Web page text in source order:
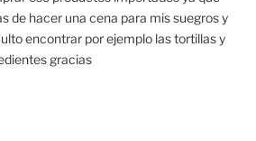
de hacer una cena para mis suegros y
encontrar por ejemplo las tortillas y
gracias